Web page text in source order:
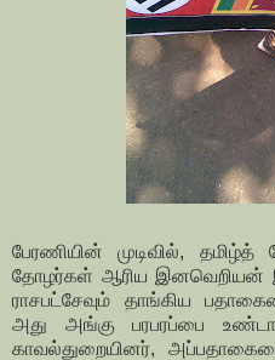
பேரணியின் முடிவில்,
தோழர்கள் ஆரிய இனவெறியன்
ராசபட்சேவும் தாங்கிய
அது அங்கு பரபரப்பை
காவல்துறையினர், அப்பதாகையை